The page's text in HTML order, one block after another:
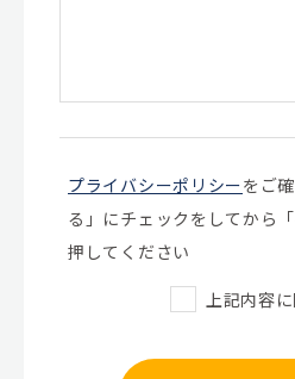
プライバシーポリシーをご
る」にチェックをしてから
押してください
上記内容